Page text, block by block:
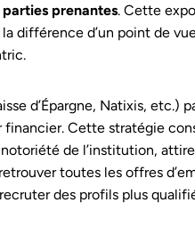
prenantes. Cette
différence d’un point de
d’Épargne, Natixis, etc.)
financier. Cette stratégie
de l’institution,
toutes les offres
des profils plus